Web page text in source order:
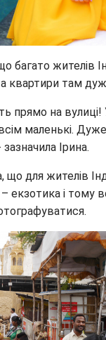
багато жителів
квартири там
прямо на вулиці!
маленькі.
Ірина.
що для жителів
екзотика і тому